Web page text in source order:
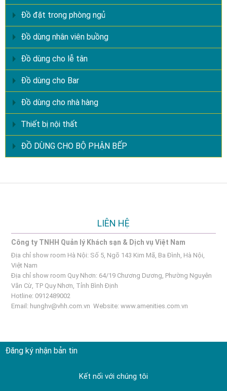
Đồ đặt trong phòng ngủ
Đồ dùng nhân viên buồng
Đồ dùng cho lễ tân
Đồ dùng cho Bar
Đồ dùng cho nhà hàng
Thiết bị nội thất
ĐỒ DÙNG CHO BỘ PHẬN BẾP
LIÊN HỆ
Công ty TNHH Quản lý Khách sạn & Dịch vụ Việt Nam
Địa chỉ show room Hà Nội: Số 5, Ngõ 143 Kim Mã, Ba Đình, Hà Nội,
Việt Nam
Địa chỉ show room Quy Nhơn: 64/19 Chương Dương, Phường Nguyên
Văn Cừ, TP Quy Nhơn, Tỉnh Bình Định
Hotline: 0912489002
Email: hunghv@vhh.com.vn Website:www.amenities.com.vn
Đăng ký nhận bản tin
Kết nối với chúng tôi